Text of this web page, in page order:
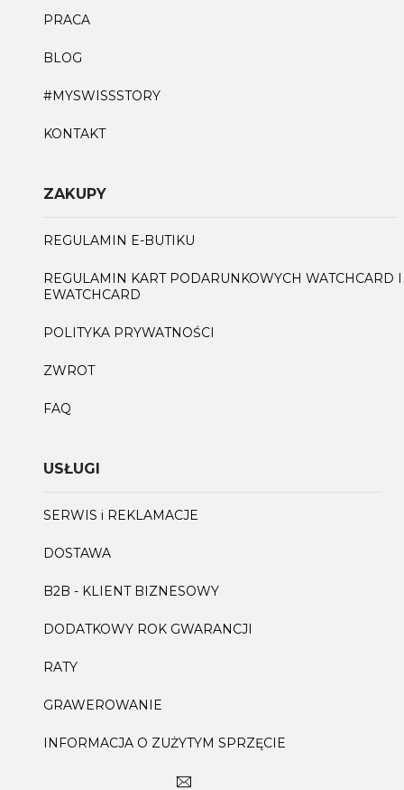
PRACA
BLOG
#MYSWISSSTORY
KONTAKT
ZAKUPY
REGULAMIN E-BUTIKU
REGULAMIN KART PODARUNKOWYCH WATCHCARD I
EWATCHCARD
POLITYKA PRYWATNOŚCI
ZWROT
FAQ
USŁUGI
SERWIS i REKLAMACJE
DOSTAWA
B2B - KLIENT BIZNESOWY
DODATKOWY ROK GWARANCJI
RATY
GRAWEROWANIE
INFORMACJA O ZUŻYTYM SPRZĘCIE